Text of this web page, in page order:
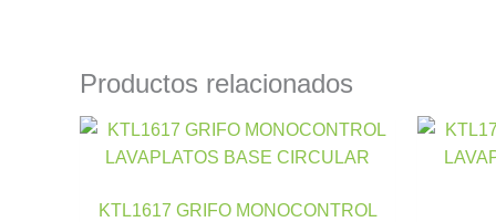
Productos relacionados
KTL1617 GRIFO MONOCONTROL